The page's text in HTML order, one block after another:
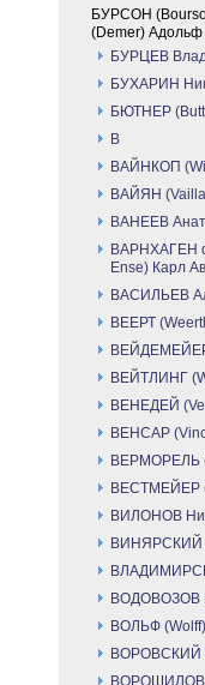
БУРСОН
(Demer)
БУРЦЕВ
БУХАРИН
БЮТНЕР
В
ВАЙНКОП
ВАЙЯН
ВАНЕЕВ
ВАРНХАГЕН
Ense) Карл
ВАСИЛЬЕВ
ВЕЕРТ
ВЕЙТЛИНГ
ВЕНЕДЕЙ
ВЕНСАР
ВЕРМОРЕЛЬ
ВЕСТМЕЙЕР
ВИЛОНОВ
ВИНЯРСКИЙ
ВОДОВОЗОВ
ВОЛЬФ
ВОРОВСКИЙ
ВОРОШИЛОВ